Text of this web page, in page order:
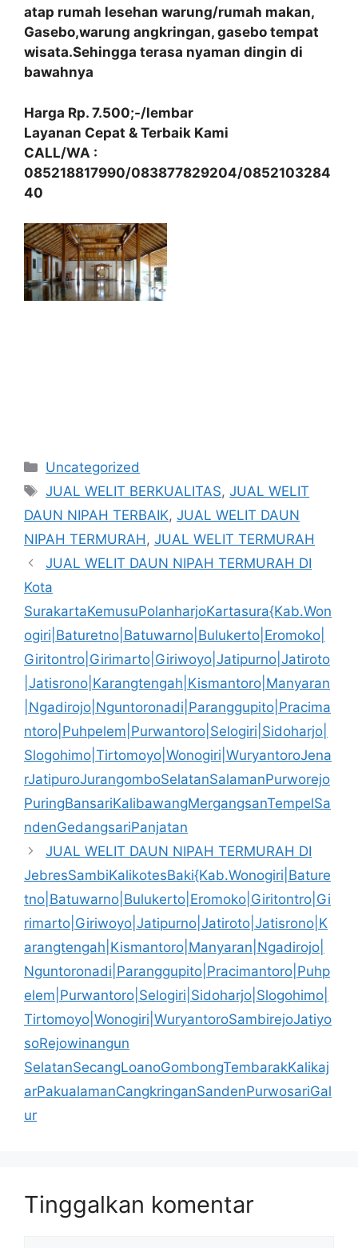
atap rumah lesehan warung/rumah makan,
Gasebo,warung angkringan, gasebo tempat
wisata.Sehingga terasa nyaman dingin di
bawahnya
Harga Rp. 7.500;-/lembar
Layanan Cepat & Terbaik Kami
CALL/WA :
085218817990/083877829204/0852103284
40
Kategori
Uncategorized
Tag
JUAL WELIT BERKUALITAS,JUAL WELIT
DAUN NIPAH TERBAIK, JUAL WELIT DAUN
NIPAH TERMURAH , JUAL WELIT TERMURAH
JUAL WELIT DAUN NIPAH TERMURAH DI
Kota
SurakartaKemusuPolanharjoKartasura{Kab.Won
ogiri|Baturetno|Batuwarno|Bulukerto|Eromoko|
Giritontro|Girimarto|Giriwoyo|Jatipurno|Jatiroto
|Jatisrono|Karangtengah|Kismantoro|Manyaran
|Ngadirojo|Nguntoronadi|Paranggupito|Pracima
ntoro|Puhpelem|Purwantoro|Selogiri|Sidoharjo|
Slogohimo|Tirtomoyo|Wonogiri|WuryantoroJena
rJatipuroJurangomboSelatanSalamanPurworejo
PuringBansariKalibawangMergangsanTempelSa
ndenGedangsariPanjatan
JUAL WELIT DAUN NIPAH TERMURAH DI
JebresSambiKalikotesBaki{Kab.Wonogiri|Bature
tno|Batuwarno|Bulukerto|Eromoko|Giritontro|Gi
rimarto|Giriwoyo|Jatipurno|Jatiroto|Jatisrono|K
arangtengah|Kismantoro|Manyaran|Ngadirojo|
Nguntoronadi|Paranggupito|Pracimantoro|Puhp
elem|Purwantoro|Selogiri|Sidoharjo|Slogohimo|
Tirtomoyo|Wonogiri|WuryantoroSambirejoJatiyo
soRejowinangun
SelatanSecangLoanoGombongTembarakKalikaj
arPakualamanCangkringanSandenPurwosariGal
ur
Tinggalkan komentar